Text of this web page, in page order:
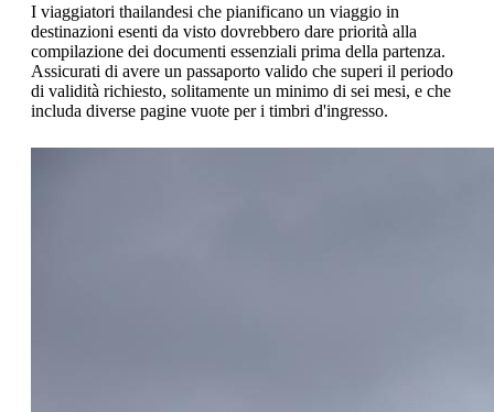
I viaggiatori thailandesi che pianificano un viaggio in
destinazioni esenti da visto dovrebbero dare priorità alla
compilazione dei documenti essenziali prima della partenza.
Assicurati di avere un passaporto valido che superi il periodo
di validità richiesto, solitamente un minimo di sei mesi, e che
includa diverse pagine vuote per i timbri d'ingresso.